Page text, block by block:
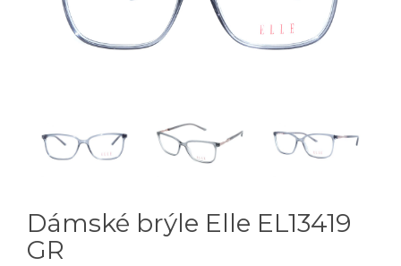
Dámské brýle Elle EL13419
GR